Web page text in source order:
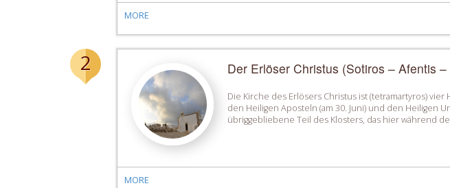
MORE
2 Der Erlöser Christus (Sotiros – Afentis
Die Kirche des Erlösers Christus ist (tetramartyros) vier
den Heiligen Aposteln (am 30. Juni) und den Heiligen
übriggebliebene Teil des Klosters, das hier während
MORE